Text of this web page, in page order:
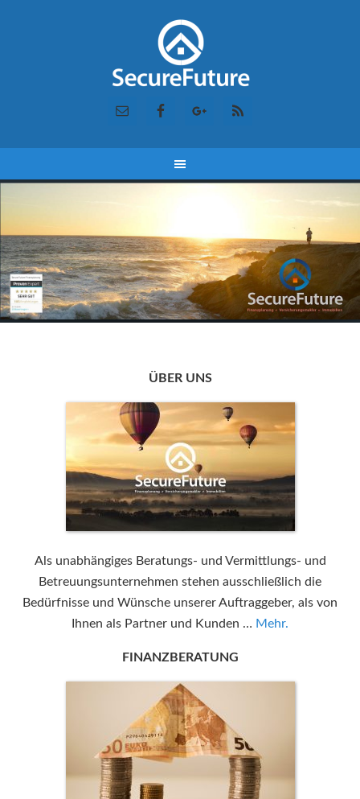
ÜBER UNS
Als unabhängiges Beratungs- und Vermittlungs- und
Betreuungsunternehmen stehen ausschließlich die
Bedürfnisse und Wünsche unserer Auftraggeber, als von
Ihnen als Partner und Kunden … Mehr.
FINANZBERATUNG